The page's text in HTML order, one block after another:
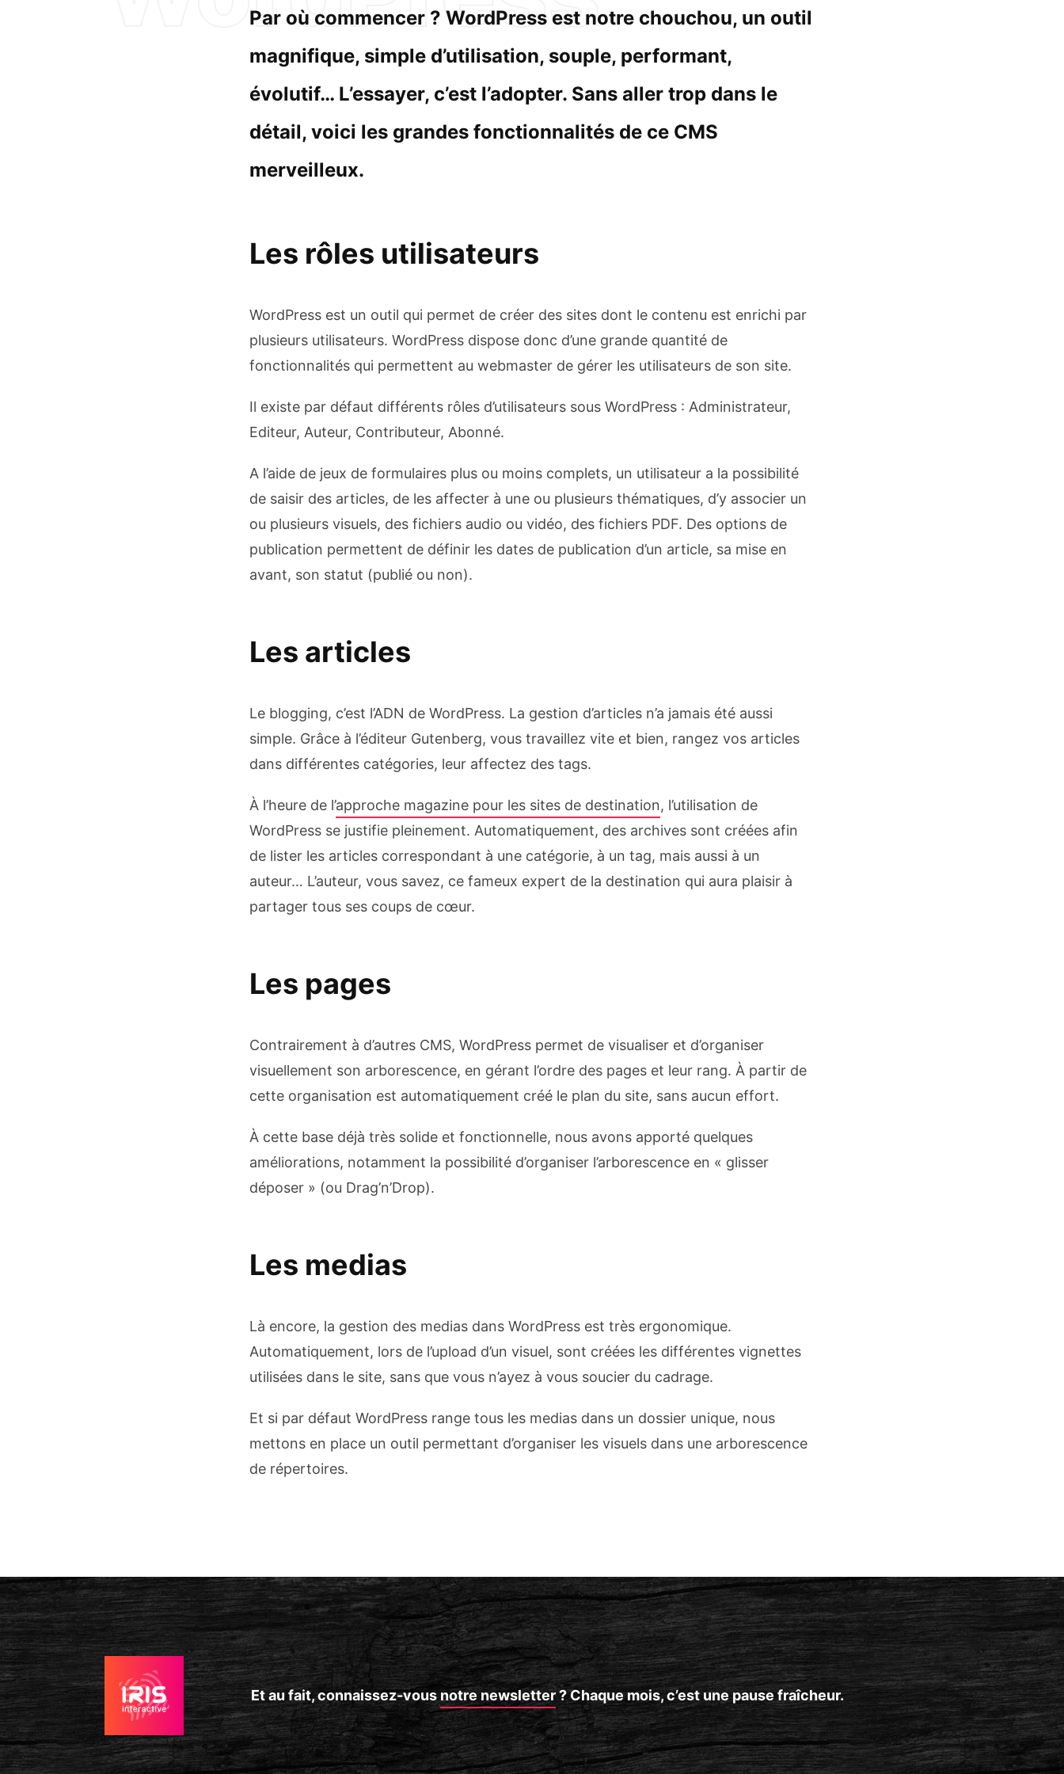
Par où commencer ? WordPress est notre chouchou, un outil
magnifique, simple d’utilisation, souple, performant,
évolutif… L’essayer, c’est l’adopter. Sans aller trop dans le
détail, voici les grandes fonctionnalités de ce CMS
merveilleux.
Les rôles utilisateurs
WordPress est un outil qui permet de créer des sites dont le contenu est enrichi par
plusieurs utilisateurs. WordPress dispose donc d’une grande quantité de
fonctionnalités qui permettent au webmaster de gérer les utilisateurs de son site.
Il existe par défaut différents rôles d’utilisateurs sous WordPress : Administrateur,
Editeur, Auteur, Contributeur, Abonné.
A l’aide de jeux de formulaires plus ou moins complets, un utilisateur a la possibilité
de saisir des articles, de les affecter à une ou plusieurs thématiques, d’y associer un
ou plusieurs visuels, des fichiers audio ou vidéo, des fichiers PDF. Des options de
publication permettent de définir les dates de publication d’un article, sa mise en
avant, son statut (publié ou non).
Les articles
Le blogging, c’est l’ADN de WordPress. La gestion d’articles n’a jamais été aussi
simple. Grâce à l’éditeur Gutenberg, vous travaillez vite et bien, rangez vos articles
dans différentes catégories, leur affectez des tags.
À l’heure de l’approche magazine pour les sites de destination, l’utilisation de
WordPress se justifie pleinement. Automatiquement, des archives sont créées afin
de lister les articles correspondant à une catégorie, à un tag, mais aussi à un
auteur… L’auteur, vous savez, ce fameux expert de la destination qui aura plaisir à
partager tous ses coups de cœur.
Les pages
Contrairement à d’autres CMS, WordPress permet de visualiser et d’organiser
visuellement son arborescence, en gérant l’ordre des pages et leur rang. À partir de
cette organisation est automatiquement créé le plan du site, sans aucun effort.
À cette base déjà très solide et fonctionnelle, nous avons apporté quelques
améliorations, notamment la possibilité d’organiser l’arborescence en « glisser
déposer » (ou Drag’n’Drop).
Les medias
Là encore, la gestion des medias dans WordPress est très ergonomique.
Automatiquement, lors de l’upload d’un visuel, sont créées les différentes vignettes
utilisées dans le site, sans que vous n’ayez à vous soucier du cadrage.
Et si par défaut WordPress range tous les medias dans un dossier unique, nous
mettons en place un outil permettant d’organiser les visuels dans une arborescence
de répertoires.
Et au fait, connaissez-vous notre newsletter? Chaque mois, c’est une pause fraîcheur.